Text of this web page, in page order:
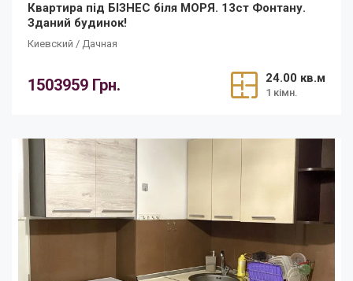
Квартира під БІЗНЕС біля МОРЯ. 13ст Фонтану.
Зданий будинок!
Киевский / Дачная
1503959 Грн. 24.00 кв.м
1 кімн.